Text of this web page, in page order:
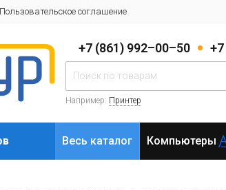
Пользовательское соглашение
+7 (861) 992–00–50
Например: Принтер
Весь каталог Компьютеры